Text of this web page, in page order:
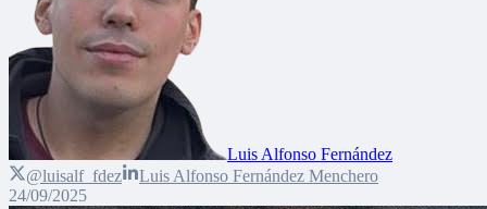
Luis Alfonso Fernández
@luisalf_fdez
Luis Alfonso Fernández Menchero
24/09/2025